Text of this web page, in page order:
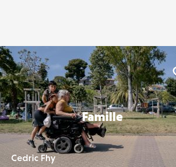
Famille
Cedric Fhy